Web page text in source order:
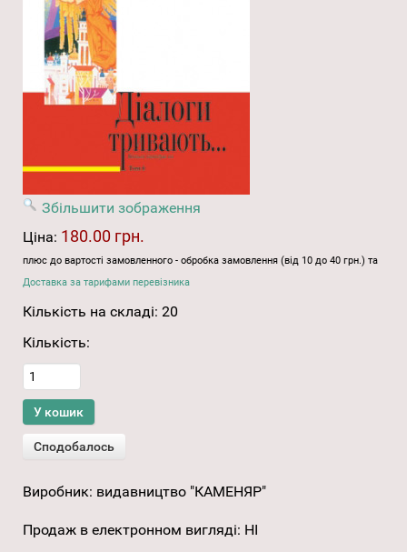
Збільшити зображення
Ціна: 180.00 грн.
плюс до вартості замовленного - обробка замовлення (від 10 до 40 грн.) та
Доставка за тарифами перевізника
Кількість на складі: 20
Кількість:
Виробник: видавництво "КАМЕНЯР"
Продаж в електронном вигляді: НІ